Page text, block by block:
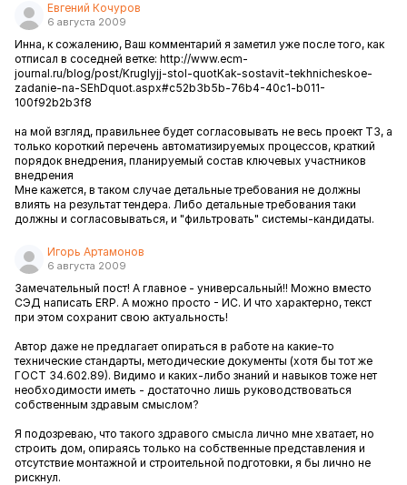
Евгений Кочуров
6 августа 2009
Инна, к сожалению, Ваш комментарий я заметил уже после того, как
отписал в соседней ветке: http://www.ecm-
journal.ru/blog/post/Kruglyjj-stol-quotKak-sostavit-tekhnicheskoe-
zadanie-na-SEhDquot.aspx#c52b3b5b-76b4-40c1-b011-
100f92b2b3f8
на мой взгляд, правильнее будет согласовывать не весь проект ТЗ, а
только короткий перечень автоматизируемых процессов, краткий
порядок внедрения, планируемый состав ключевых участников
внедрения
Мне кажется, в таком случае детальные требования не должны
влиять на результат тендера. Либо детальные требования таки
должны и согласовываться, и "фильтровать" системы-кандидаты.
Игорь Артамонов
6 августа 2009
Замечательный пост! А главное - универсальный!! Можно вместо
СЭД написать ERP. А можно просто - ИС. И что характерно, текст
при этом сохранит свою актуальность!
Автор даже не предлагает опираться в работе на какие-то
технические стандарты, методические документы (хотя бы тот же
ГОСТ 34.602.89). Видимо и каких-либо знаний и навыков тоже нет
необходимости иметь - достаточно лишь руководствоваться
собственным здравым смыслом?
Я подозреваю, что такого здравого смысла лично мне хватает, но
строить дом, опираясь только на собственные представления и
отсутствие монтажной и строительной подготовки, я бы лично не
рискнул.